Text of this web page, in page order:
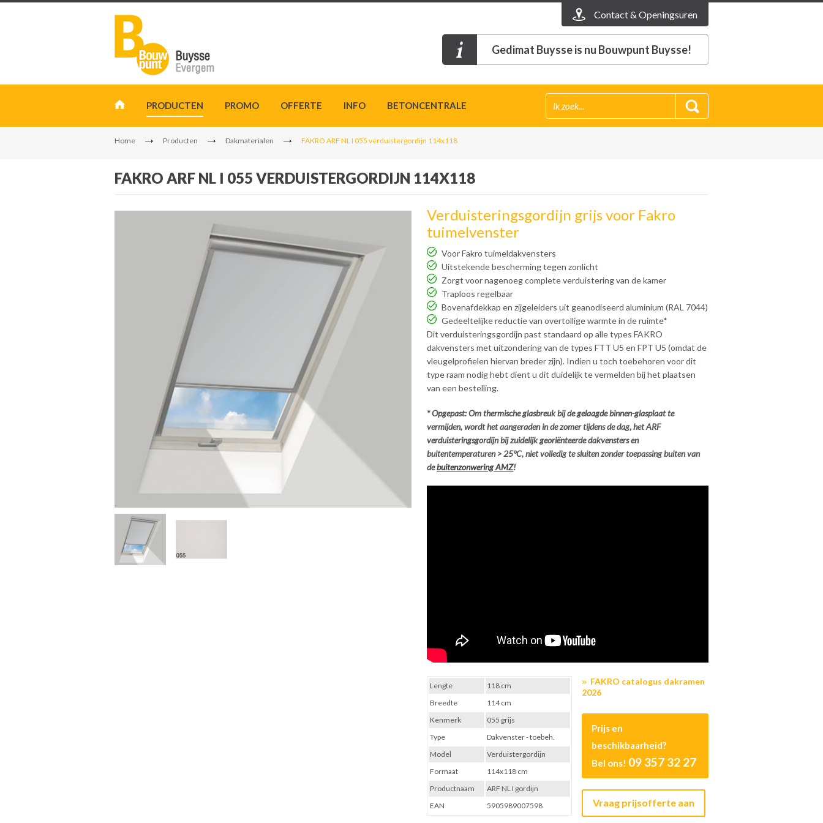
Contact & Openingsuren
Gedimat Buysse is nu Bouwpunt Buysse!
PRODUCTEN PROMO OFFERTE INFO BETONCENTRALE
Home Producten Dakmaterialen FAKRO ARF NL I 055 verduistergordijn 114x118
FAKRO ARF NL I 055 VERDUISTERGORDIJN 114X118
Verduisteringsgordijn grijs voor Fakro
tuimelvenster
Voor Fakro tuimeldakvensters
Uitstekende bescherming tegen zonlicht
Zorgt voor nagenoeg complete verduistering van de kamer
Traploos regelbaar
Bovenafdekkap en zijgeleiders uit geanodiseerd aluminium (RAL 7044)
Gedeeltelijke reductie van overtollige warmte in de ruimte*
Dit verduisteringsgordijn past standaard op alle types FAKRO
dakvensters met uitzondering van de types FTT U5 en FPT U5 (omdat de
vleugelprofielen hiervan breder zijn). Indien u toch toebehoren voor dit
type raam nodig hebt dient u dit duidelijk te vermelden bij het plaatsen
van een bestelling.
* Opgepast: Om thermische glasbreuk bij de gelaagde binnen-glasplaat te
vermijden, wordt het aangeraden in de zomer tijdens de dag, het ARF
verduisteringsgordijn bij zuidelijk georiënteerde dakvensters en
buitentemperaturen > 25°C, niet volledig te sluiten zonder toepassing buiten van
debuitenzonwering AMZ!
FAKRO catalogus dakramen
2026
Prijs en
beschikbaarheid?
Bel ons! 09 357 32 27
Vraag prijsofferte aan
Lengte
118 cm
Breedte
114 cm
Kenmerk
055 grijs
Type
Dakvenster - toebeh.
Model
Verduistergordijn
Formaat
114x118 cm
Productnaam
ARF NL I gordijn
EAN
5905989007598